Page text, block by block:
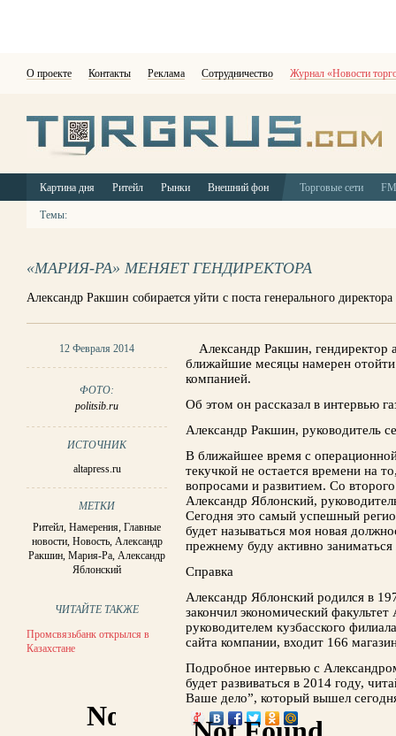
О проекте Контакты Реклама Сотрудничество Журнал «Новости
Картина дня Ритейл Рынки Внешний фон Торговые сети
Темы:
«МАРИЯ-РА» МЕНЯЕТ ГЕНДИРЕКТОРА
Александр Ракшин собирается уйти с поста генерального
12 Февраля 2014
ФОТО:
politsib.ru
ИСТОЧНИК
altapress.ru
МЕТКИ
Ритейл,Намерения,Главные
новости, Новость, Александр
Ракшин,Мария-Ра,Александр
Яблонский
ЧИТАЙТЕ ТАКЖЕ
Промсвязьбанк открылся в
Казахстане
Александр Ракшин, гендиректор
ближайшие месяцы намерен отойти
компанией.
Об этом он рассказал в интервью
Александр Ракшин, руководитель
В ближайшее время с
текучкой не остается времени на
вопросами и развитием. Со
Александр Яблонский,
Сегодня это самый успешный
будет называться моя новая
прежнему буду активно
Справка
Александр Яблонский родился в
закончил экономический
руководителем кузбасского
сайта компании, входит 166
Подробное интервью с
будет развиваться в 2014 году,
Ваше дело”, который вышел